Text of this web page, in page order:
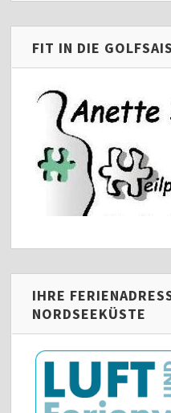
FIT IN DIE
IHRE
NORDSEEKÜSTE